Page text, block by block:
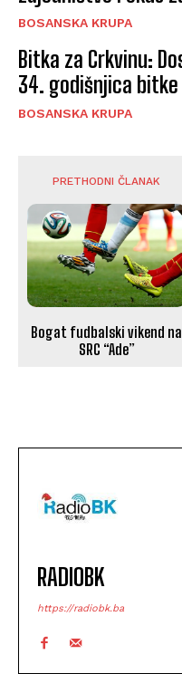
BOSANSKA KRUPA
Bitka za Crkvinu:
34. godišnjica bitke
BOSANSKA KRUPA
PRETHODNI ČLANAK
Bogat fudbalski vikend na
SRC “Ade”
RADIOBK
https://radiobk.ba